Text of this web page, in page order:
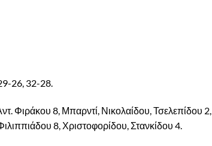
26, 32-28.
Φιράκου 8, Μπαρντί, Νικολαίδου, Τσελεπίδου 2,
8, Χριστοφορίδου, Στανκίδου 4.